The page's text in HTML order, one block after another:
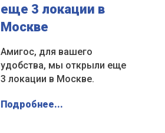
еще 3 локации в
Москве
Амигос, для вашего
удобства, мы открыли еще
3 локации в Москве.
Подробнее...